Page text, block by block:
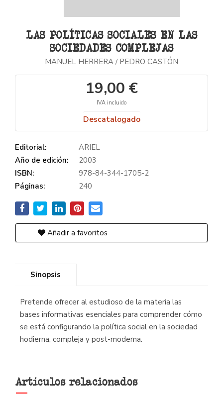
LAS POLÍTICAS SOCIALES EN LAS
SOCIEDADES COMPLEJAS
MANUEL HERRERA / PEDRO CASTÓN
19,00 €
IVA incluido
Descatalogado
Editorial:
ARIEL
Año de edición:
2003
ISBN:
978-84-344-1705-2
Páginas:
240
Añadir a favoritos
Sinopsis
Pretende ofrecer al estudioso de la materia las
bases informativas esenciales para comprender cómo
se está configurando la política social en la sociedad
hodierna, compleja y post-moderna.
Artículos relacionados